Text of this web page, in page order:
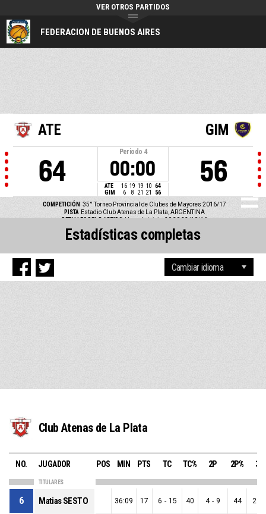
FEDERACION DE BUENOS AIRES
VER OTROS PARTIDOS
ATE
64
Periodo 4
00:00
ATE 16 19 19 10 64
GIM
6 8 21 21 56
GIM
56
COMPETICIÓN 35° Torneo Provincial de Clubes de Mayores 2016/17
PISTA Estadio Club Atenas de La Plata, ARGENTINA
DETALLES DEL P ARTIDO Hora de Inicio: 20:30 22/10/16
Estadísticas completas
Club Atenas de La Plata
NO. JUGADOR POS MIN PTS TC TC% 2P 2P% 3P
TITULARES
6 Matias SESTO 36:09 17 6 - 15 40 4 - 9 44 2